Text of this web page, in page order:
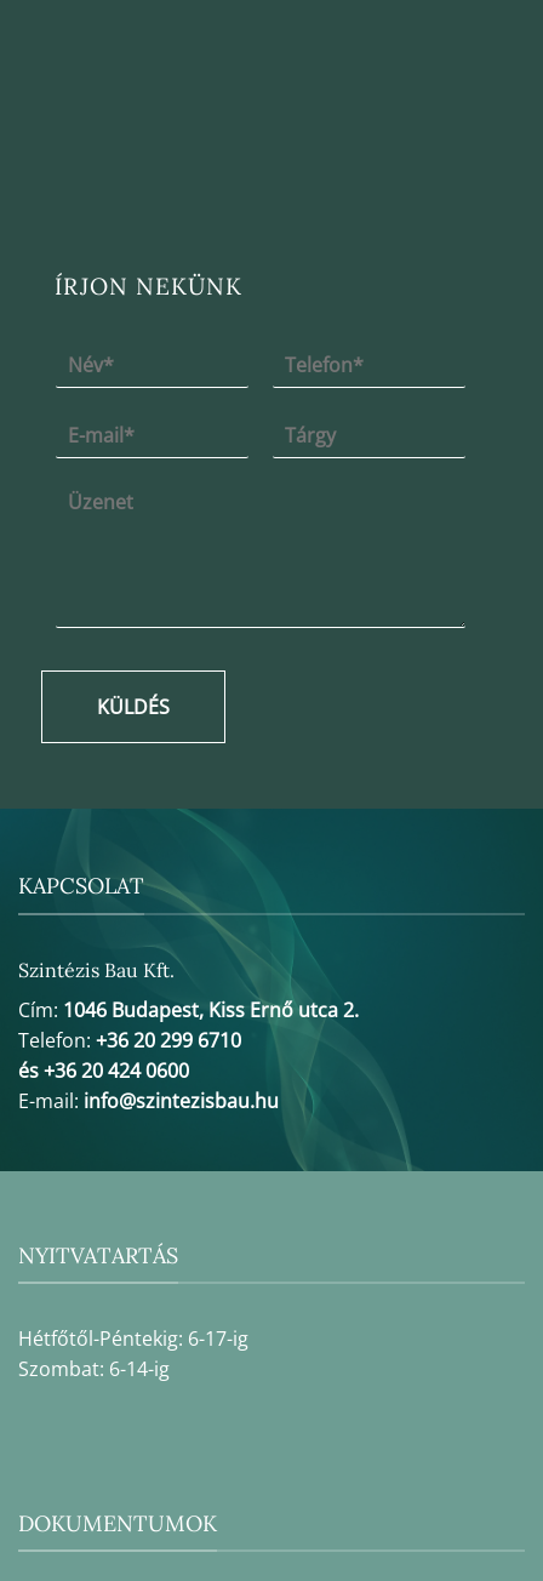
ÍRJON NEKÜNK
KÜLDÉS
KAPCSOLAT
Szintézis Bau Kft.
Cím: 1046 Budapest, Kiss Ernő utca 2.
Telefon: +36 20 299 6710
és +36 20 424 0600
E-mail: info@szintezisbau.hu
NYITVATARTÁS
Hétfőtől-Péntekig: 6-17-ig
Szombat: 6-14-ig
DOKUMENTUMOK